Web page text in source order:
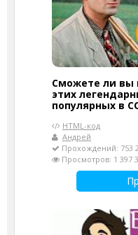
Сможете ли вы
этих
популярных в
HTML-код
Андрей
Прохождений: 753
Просмотров: 1 397